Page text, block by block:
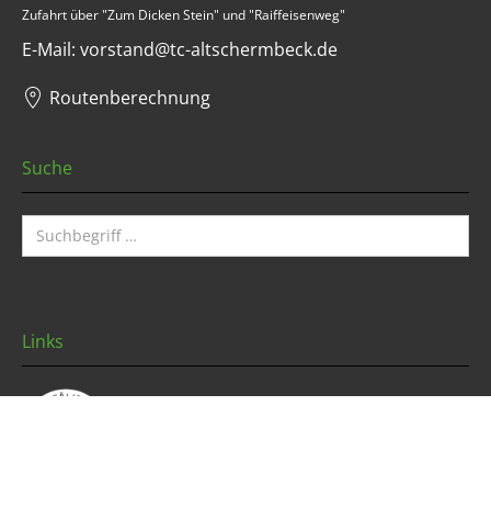
Zufahrt über "Zum Dicken Stein" und "Raiffeisenweg"
E-Mail: vorstand@tc-altschermbeck.de
Routenberechnung
Suche
Links